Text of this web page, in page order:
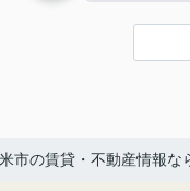
市の賃貸・不動産情報な